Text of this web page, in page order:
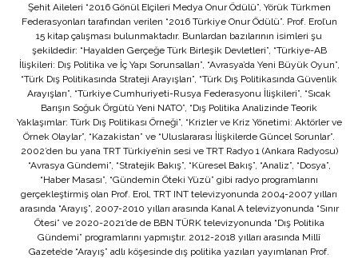
Şehit Aileleri “2016 Gönül Elçileri Medya Onur Ödülü”, Yörük Türkmen
Federasyonları tarafından verilen “2016 Türkiye Onur Ödülü”. Prof. Erol’un
15 kitap çalışması bulunmaktadır. Bunlardan bazılarının isimleri şu
şekildedir: “Hayalden Gerçeğe Türk Birleşik Devletleri”, “Türkiye-AB
İlişkileri: Dış Politika ve İç Yapı Sorunsalları”, “Avrasya’da Yeni Büyük Oyun”,
“Türk Dış Politikasında Strateji Arayışları”, “Türk Dış Politikasında Güvenlik
Arayışları”, “Türkiye Cumhuriyeti-Rusya Federasyonu İlişkileri”, “Sıcak
Barışın Soğuk Örgütü Yeni NATO”, “Dış Politika Analizinde Teorik
Yaklaşımlar: Türk Dış Politikası Örneği”, “Krizler ve Kriz Yönetimi: Aktörler ve
Örnek Olaylar”, “Kazakistan” ve “Uluslararası İlişkilerde Güncel Sorunlar”.
2002’den bu yana TRT Türkiye’nin sesi ve TRT Radyo 1 (Ankara Radyosu)
“Avrasya Gündemi”, “Stratejik Bakış”, “Küresel Bakış”, “Analiz”, “Dosya”,
“Haber Masası”, “Gündemin Öteki Yüzü” gibi radyo programlarını
gerçekleştirmiş olan Prof. Erol, TRT INT televizyonunda 2004-2007 yılları
arasında “Arayış”, 2007-2010 yılları arasında Kanal A televizyonunda “Sınır
Ötesi” ve 2020-2021’de de BBN TÜRK televizyonunda “Dış Politika
Gündemi” programlarını yapmıştır. 2012-2018 yılları arasında Millî
Gazete’de “Arayış” adlı köşesinde dış politika yazıları yayımlanan Prof.